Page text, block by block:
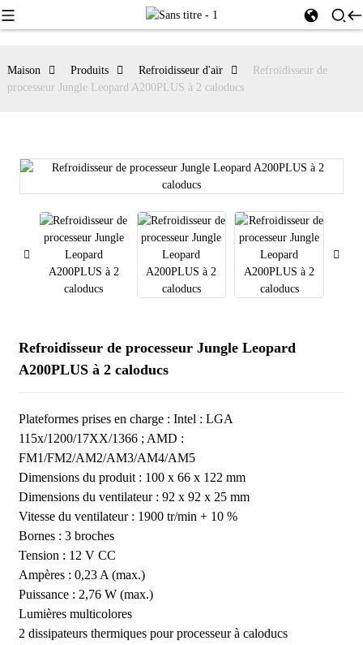
Maison Produits Refroidisseur d'air
Refroidisseur de
processeur Jungle Leopard A200PLUS à 2 caloducs
Refroidisseur de processeur Jungle Leopard
A200PLUS à 2 caloducs
Plateformes prises en charge : Intel : LGA
115x/1200/17XX/1366 ; AMD :
FM1/FM2/AM2/AM3/AM4/AM5
Dimensions du produit : 100 x 66 x 122 mm
Dimensions du ventilateur : 92 x 92 x 25 mm
Vitesse du ventilateur : 1900 tr/min + 10 %
Bornes : 3 broches
Tension : 12 V CC
Ampères : 0,23 A (max.)
Puissance : 2,76 W (max.)
Lumières multicolores
2 dissipateurs thermiques pour processeur à caloducs